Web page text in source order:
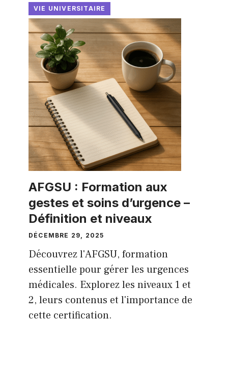
VIE UNIVERSITAIRE
AFGSU : Formation aux
gestes et soins d’urgence –
Définition et niveaux
DÉCEMBRE 29, 2025
Découvrez l'AFGSU, formation
essentielle pour gérer les urgences
médicales. Explorez les niveaux 1 et
2, leurs contenus et l'importance de
cette certification.